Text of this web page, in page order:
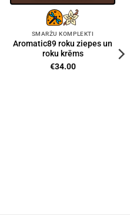
SMARŽU KOMPLEKTI
Aromatic89 roku ziepes un
roku krēms
€34.00